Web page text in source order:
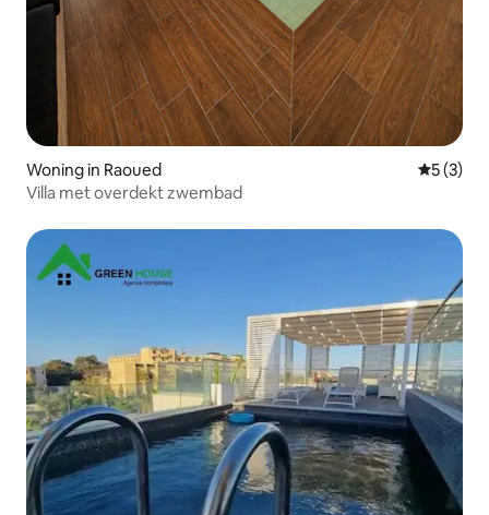
Woning in Raoued
5 (3)
Villa met overdekt zwembad